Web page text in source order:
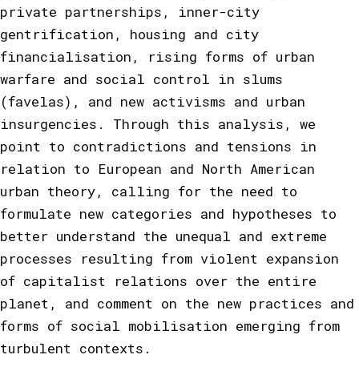
private partnerships, inner-city
gentrification, housing and city
financialisation, rising forms of urban
warfare and social control in slums
(favelas), and new activisms and urban
insurgencies. Through this analysis, we
point to contradictions and tensions in
relation to European and North American
urban theory, calling for the need to
formulate new categories and hypotheses to
better understand the unequal and extreme
processes resulting from violent expansion
of capitalist relations over the entire
planet, and comment on the new practices and
forms of social mobilisation emerging from
turbulent contexts.